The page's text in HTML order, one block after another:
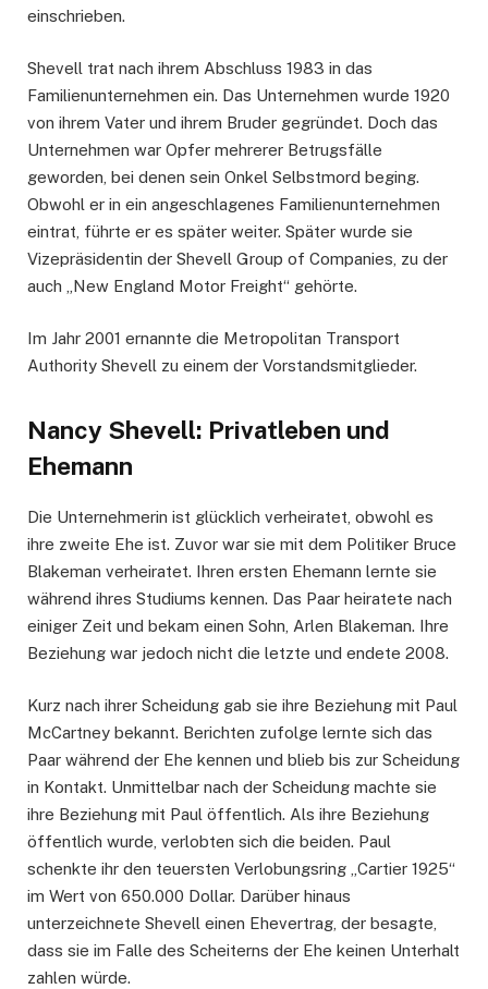
einschrieben.
Shevell trat nach ihrem Abschluss 1983 in das
Familienunternehmen ein. Das Unternehmen wurde 1920
von ihrem Vater und ihrem Bruder gegründet. Doch das
Unternehmen war Opfer mehrerer Betrugsfälle
geworden, bei denen sein Onkel Selbstmord beging.
Obwohl er in ein angeschlagenes Familienunternehmen
eintrat, führte er es später weiter. Später wurde sie
Vizepräsidentin der Shevell Group of Companies, zu der
auch „New England Motor Freight“ gehörte.
Im Jahr 2001 ernannte die Metropolitan Transport
Authority Shevell zu einem der Vorstandsmitglieder.
Nancy Shevell: Privatleben und
Ehemann
Die Unternehmerin ist glücklich verheiratet, obwohl es
ihre zweite Ehe ist. Zuvor war sie mit dem Politiker Bruce
Blakeman verheiratet. Ihren ersten Ehemann lernte sie
während ihres Studiums kennen. Das Paar heiratete nach
einiger Zeit und bekam einen Sohn, Arlen Blakeman. Ihre
Beziehung war jedoch nicht die letzte und endete 2008.
Kurz nach ihrer Scheidung gab sie ihre Beziehung mit Paul
McCartney bekannt. Berichten zufolge lernte sich das
Paar während der Ehe kennen und blieb bis zur Scheidung
in Kontakt. Unmittelbar nach der Scheidung machte sie
ihre Beziehung mit Paul öffentlich. Als ihre Beziehung
öffentlich wurde, verlobten sich die beiden. Paul
schenkte ihr den teuersten Verlobungsring „Cartier 1925“
im Wert von 650.000 Dollar. Darüber hinaus
unterzeichnete Shevell einen Ehevertrag, der besagte,
dass sie im Falle des Scheiterns der Ehe keinen Unterhalt
zahlen würde.